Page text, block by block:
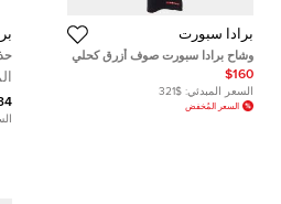
برادا سبورت
وشاح برادا سبورت صوف أزرق كحلي
$160
السعر المبدئي: $321
السعر المُخفض